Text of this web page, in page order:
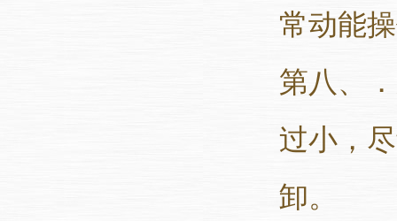
常动能
第八、
过小，
卸。